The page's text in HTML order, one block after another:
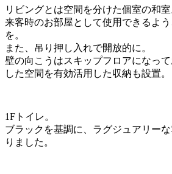
リビングとは空間を分けた個室の和室
来客時のお部屋として使用できるよ
を。
また、吊り押し入れで開放的に。
壁の向こうはスキップフロアになっ
した空間を有効活用した収納も設置。
1Fトイレ。
ブラックを基調に、ラグジュアリー
りました。